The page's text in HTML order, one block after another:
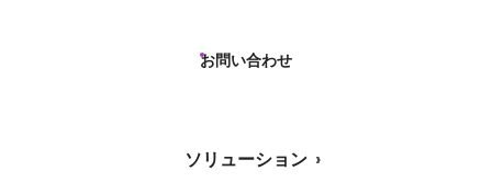
お問い合わせ
ソリューション